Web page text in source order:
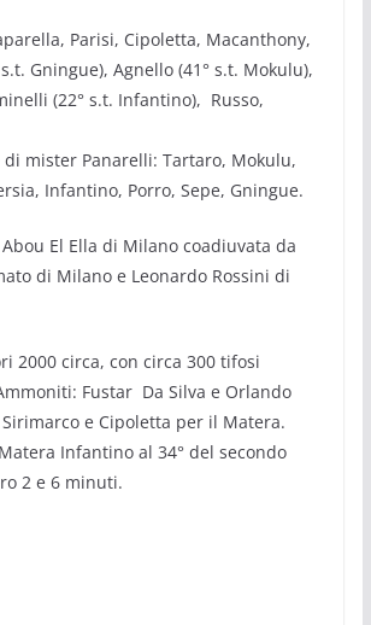
Parisi, Cipoletta, Macanthony,
Gningue), Agnello (41° s.t. Mokulu),
(22° s.t. Infantino), Russo,
mister Panarelli: Tartaro, Mokulu,
Infantino, Porro, Sepe, Gningue.
El Ella di Milano coadiuvata da
di Milano e Leonardo Rossini di
2000 circa, con circa 300 tifosi
Fustar Da Silva e Orlando
e Cipoletta per il Matera.
Infantino al 34° del secondo
2 e 6 minuti.